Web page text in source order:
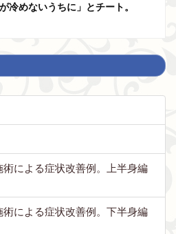
冷めないうちに」とチート。
による症状改善例。上半身編
による症状改善例。下半身編